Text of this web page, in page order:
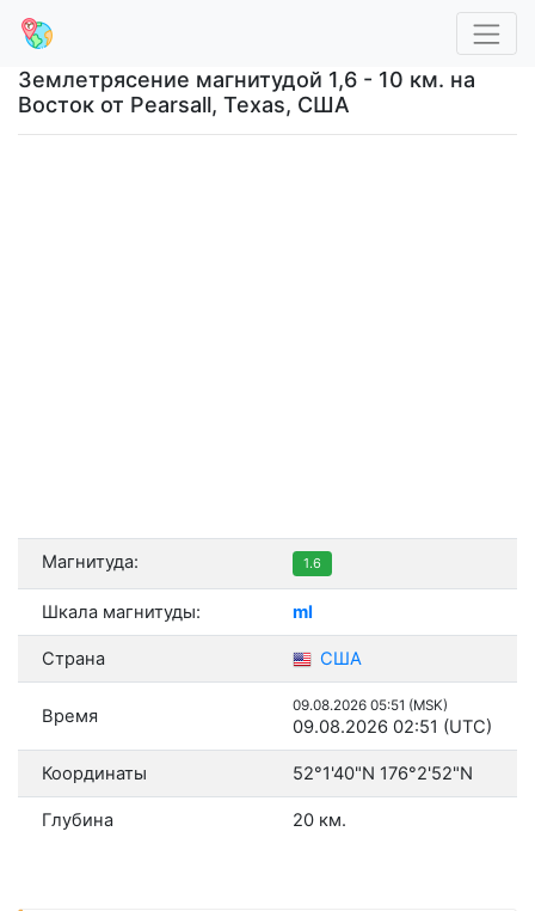
Землетрясение магнитудой 1,6 - 10 км. на
Восток от Pearsall, Texas, США
Магнитуда: 1.6
Шкала магнитуды: ml
Страна США
Время 09.08.2026 05:51 (MSK)
09.08.2026 02:51 (UTC)
Координаты 52°1'40"N 176°2'52"N
Глубина 20 км.